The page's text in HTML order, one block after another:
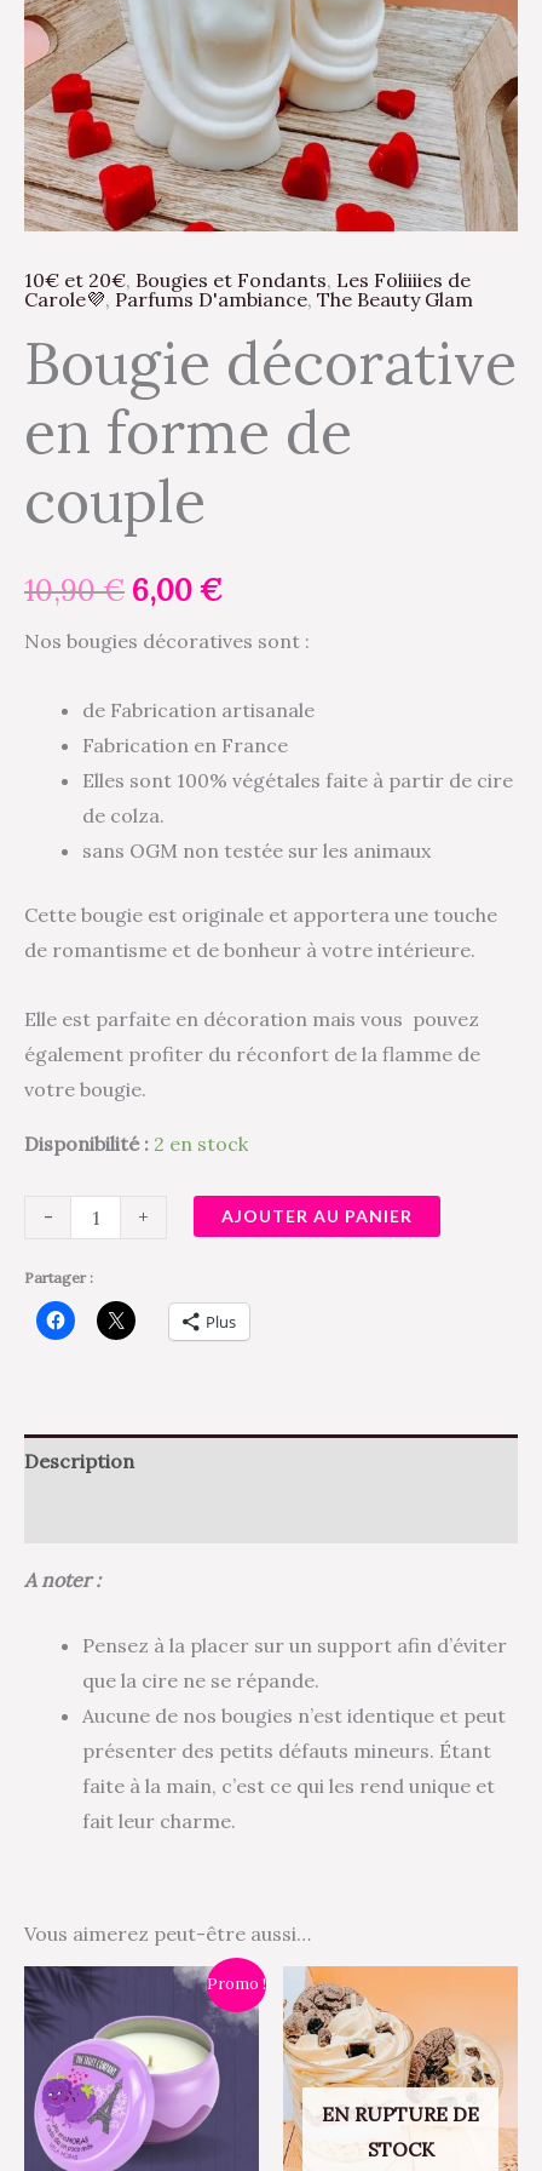
10€ et 20€, Bougies et Fondants, Les Foliiiies de
Carole💜, Parfums D'ambiance, The Beauty Glam
Bougie décorative
en forme de
couple
10,90€ 6,00€
Nos bougies décoratives sont :
de Fabrication artisanale
Fabrication en France
Elles sont 100% végétales faite à partir de cire
de colza.
sans OGM non testée sur les animaux
Cette bougie est originale et apportera une touche
de romantisme et de bonheur à votre intérieure.
Elle est parfaite en décoration mais vous pouvez
également profiter du réconfort de la flamme de
votre bougie.
Disponibilité : 2 en stock
- + AJOUTER AU PANIER
Partager :
Plus
Description
A noter :
Pensez à la placer sur un support afin d’éviter
que la cire ne se répande.
Aucune de nos bougies n’est identique et peut
présenter des petits défauts mineurs. Étant
faite à la main, c’est ce qui les rend unique et
fait leur charme.
Vous aimerez peut-être aussi…
Promo !
Plage
prix :
5,00 €
5,90 €
Ce
produit
plusieurs
variations.
Les
EN RUPTURE DE
STOCK